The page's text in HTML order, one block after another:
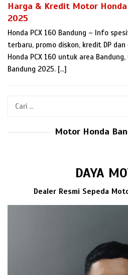
Harga & Kredit Motor Honda
2025
Honda PCX 160 Bandung – Info
terbaru, promo diskon, kredit DP
Honda PCX 160 untuk area
Bandung 2025. […]
Cari
Motor Honda
DAYA
Dealer Resmi Sepeda